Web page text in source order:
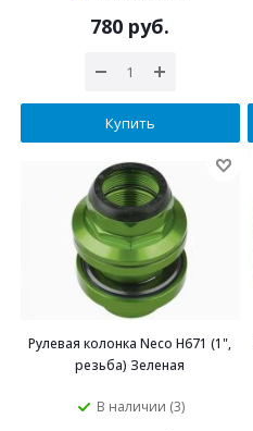
780 руб.
Купить
Рулевая колонка Neco H671 (1",
резьба) Зеленая
В наличии (3)